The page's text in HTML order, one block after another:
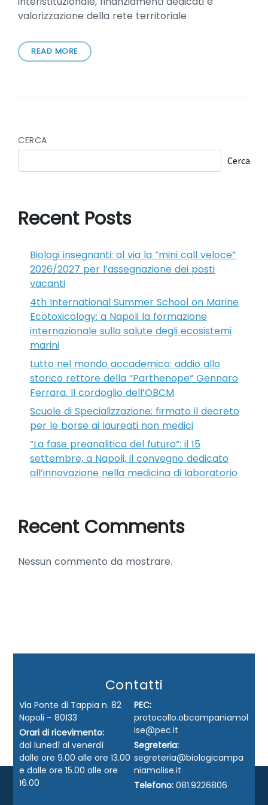
valorizzazione della rete territoriale
READ MORE
CERCA
Cerca
Recent Posts
Biologi insegnanti: al via la “mini call veloce”
2026/2027 per l’assegnazione dei posti
vacanti
4th International Summer School on Marine
Ecotoxicology: a Napoli la formazione
internazionale sulla salute degli ecosistemi
marini
Lutto nel mondo accademico: addio allo
storico rettore della “Parthenope” Gennaro
Ferrara. Il cordoglio dell’OBCM
Scuole di Specializzazione: firmato il decreto
per le borse ai laureati non medici
“La fase preanalitica del futuro”: il 15
settembre, a Napoli, il convegno dedicato
all’innovazione nella medicina di laboratorio
Recent Comments
Nessun commento da mostrare.
Contatti
Via Ponte di Tappia n. 82
Napoli – 80133
Orari di ricevimento:
dal lunedì al venerdì
dalle ore 9.00 alle ore 13.00
e dalle ore 15.00 alle ore
16.00
PEC:
protocollo.obcampaniamol
ise@pec.it
Segreteria:
segreteria@biologicampa
niamolise.it
Telefono: 081.9226806